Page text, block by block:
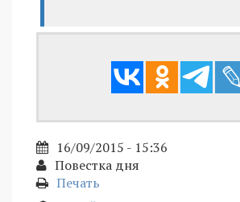
16/09/2015 - 15:36
Повестка дня
Печать